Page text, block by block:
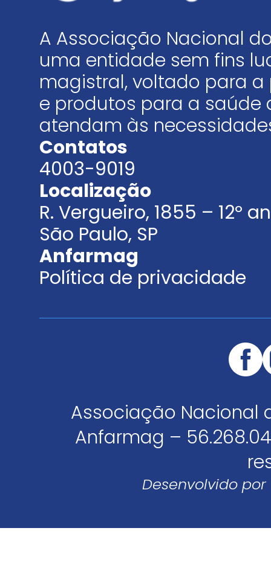
A Associação Nacional
uma entidade sem fins
magistral, voltado para
e produtos para a saúde
atendam às
Contatos
4003-9019
Localização
R. Vergueiro, 1855 – 12º
São Paulo, SP
Anfarmag
Política de privacidade
Associação Nacional
Anfarmag –
Desenvolvido por